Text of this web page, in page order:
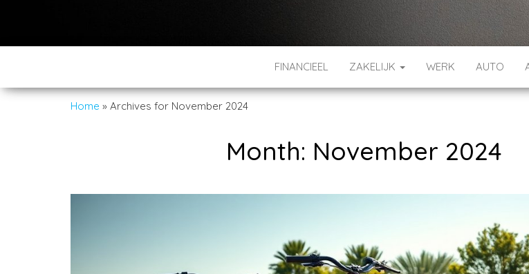
FINANCIEEL ZAKELIJK WERK AUTO
Home » Archives for November 2024
Month: November 2024